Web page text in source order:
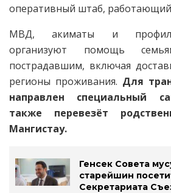
оперативный штаб, работающий
МВД, акиматы и
организуют помощь
пострадавшим, включая
регионы проживания. Для
направлен специальный
также перевезёт
Мангистау.
Генсек Совета
старейшин
Секретариата